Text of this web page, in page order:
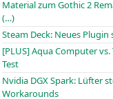
Material zum Gothic 2
(…)
Steam Deck: Neues
[PLUS] Aqua Computer
Test
Nvidia DGX Spark: Lüfter
Workarounds